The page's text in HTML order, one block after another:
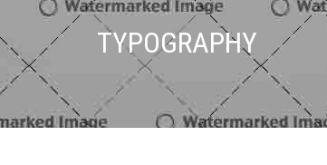
TYPOGRAPHY